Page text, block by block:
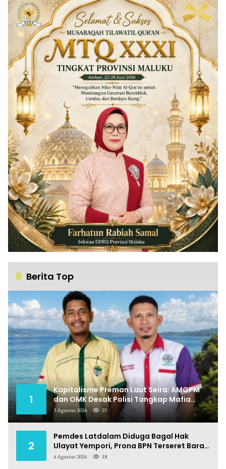
Berita Top
1
Kapitalisme Preman Laut Seira: AMGPM
dan OMK Desak Polisi Tangkap Mafia
Pungli
3 Agustus 2026 25
2
Pemdes Latdalam Diduga Bagal Hak
Ulayat Yempori, Prona BPN Terseret Bara
Sengketa
4 Agustus 2026 18